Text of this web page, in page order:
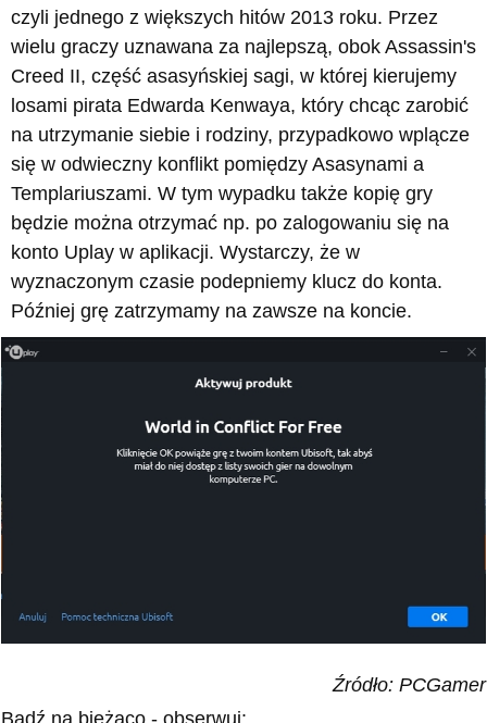
czyli jednego z większych hitów 2013 roku. Przez
wielu graczy uznawana za najlepszą, obok Assassin's
Creed II, część asasyńskiej sagi, w której kierujemy
losami pirata Edwarda Kenwaya, który chcąc zarobić
na utrzymanie siebie i rodziny, przypadkowo wplącze
się w odwieczny konflikt pomiędzy Asasynami a
Templariuszami. W tym wypadku także kopię gry
będzie można otrzymać np. po zalogowaniu się na
konto Uplay w aplikacji. Wystarczy, że w
wyznaczonym czasie podepniemy klucz do konta.
Później grę zatrzymamy na zawsze na koncie.
Źródło: PCGamer